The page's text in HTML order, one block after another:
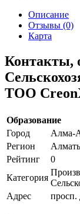
Описание
Отзывы (0)
Карта
Контакты,
ТОО
Образование
Город
Алма-
Регион
Рейтинг
0
Категория
Адрес
просп.